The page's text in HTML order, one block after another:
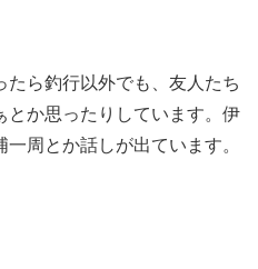
ら釣行以外でも、友人たち
とか思ったりしています。伊
周とか話しが出ています。